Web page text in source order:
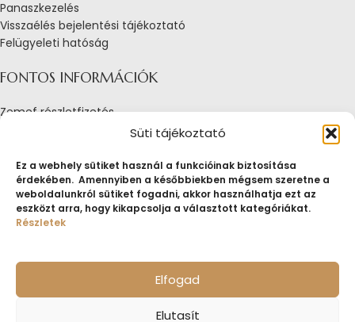
Süti tájékoztató
Ez a webhely sütiket használ a funkcióinak biztosítása
érdekében. Amennyiben a későbbiekben mégsem szeretne a
weboldalunkról sütiket fogadni, akkor használhatja ezt az
eszközt arra, hogy kikapcsolja a választott kategóriákat.
Részletek
Elfogad
Elutasít
Panaszkezelés
Visszaélés bejelentési tájékoztató
Felügyeleti hatóság
FONTOS INFORMÁCIÓK
Zemef részletfizetés
Adatkezelési tájékoztató
Tájékoztató sütik alkalmazásáról
Fogyasztóvédelmi tájékoztató
Jogi nyilatkozat
Impresszum